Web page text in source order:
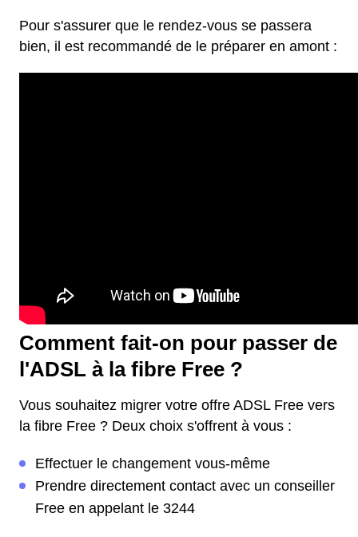
Pour s'assurer que le rendez-vous se passera
bien, il est recommandé de le préparer en amont :
Comment fait-on pour passer de
l'ADSL à la fibre Free ?
Vous souhaitez migrer votre offre ADSL Free vers
la fibre Free ? Deux choix s'offrent à vous :
Effectuer le changement vous-même
Prendre directement contact avec un conseiller
Free en appelant le 3244